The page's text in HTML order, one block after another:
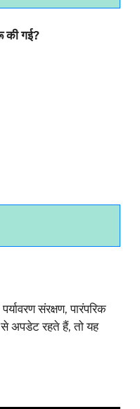
की गई?
संरक्षण, पारंपरिक
अपडेट रहते हैं, तो यह